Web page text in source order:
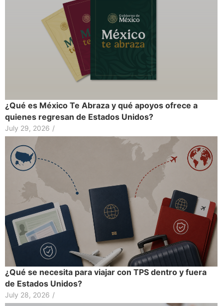
¿Qué es México Te Abraza y qué apoyos ofrece a
quienes regresan de Estados Unidos?
July 29, 2026 /
¿Qué se necesita para viajar con TPS dentro y fuera
de Estados Unidos?
July 28, 2026 /